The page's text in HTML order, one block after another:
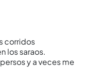
corridos
los saraos.
y a veces me